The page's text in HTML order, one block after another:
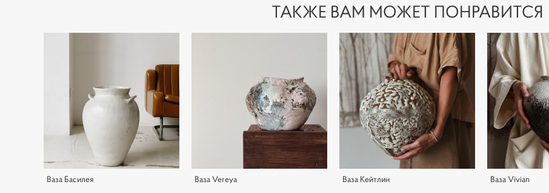
ТАКЖЕ ВАМ МОЖЕТ ПОНРАВИТСЯ
Ваза Басилея Ваза Vereya Ваза Кейтлин Ваза Vivian